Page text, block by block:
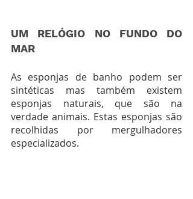
UM RELÓGIO NO FUNDO DO
MAR
As esponjas de banho podem ser
sintéticas mas também existem
esponjas naturais, que são na
verdade animais. Estas esponjas são
recolhidas por mergulhadores
especializados.